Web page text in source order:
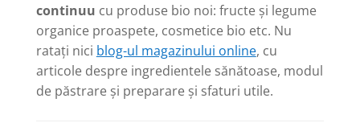
continuu cu produse bio noi: fructe și legume
organice proaspete, cosmetice bio etc. Nu
ratați nici blog-ul magazinului online, cu
articole despre ingredientele sănătoase, modul
de păstrare și preparare și sfaturi utile.